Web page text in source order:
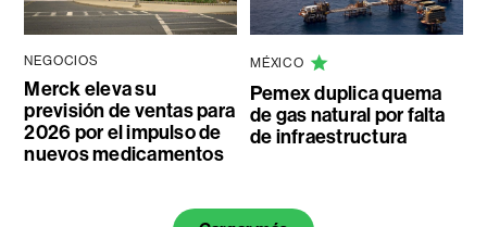
NEGOCIOS
Merck eleva su
previsión de ventas para
2026 por el impulso de
nuevos medicamentos
MÉXICO
Pemex duplica quema
de gas natural por falta
de infraestructura